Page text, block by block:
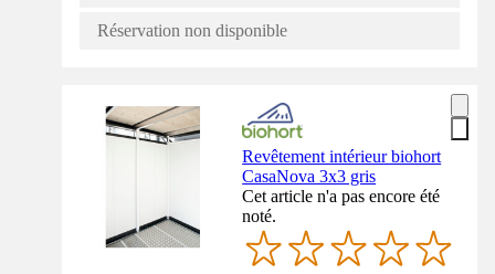
Réservation non disponible
Revêtement intérieur biohort
CasaNova 3x3 gris
Cet article n'a pas encore été
noté.